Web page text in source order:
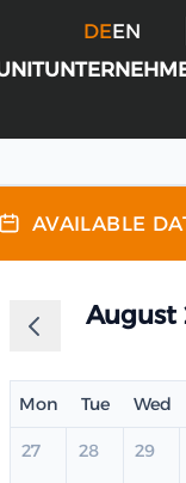
DEEN
AVAILABLE
August
Mon Tue Wed
27 28 29